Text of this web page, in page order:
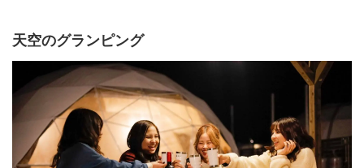
天空のグランピング